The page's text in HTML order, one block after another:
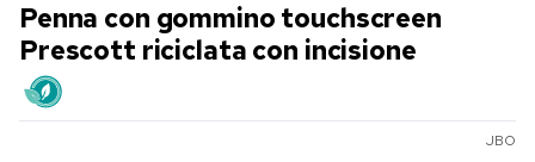
Penna con gommino touchscreen
Prescott riciclata con incisione
JBO